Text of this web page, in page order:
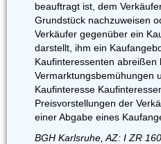
beauftragt ist, dem
Grundstück nachzuweisen
Verkäufer gegenüber ein
darstellt, ihm ein
Kaufinteressenten abreißen
Vermarktungsbemühungen
Kaufinteresse
Preisvorstellungen der
einer Abgabe eines
BGH Karlsruhe, AZ: I ZR